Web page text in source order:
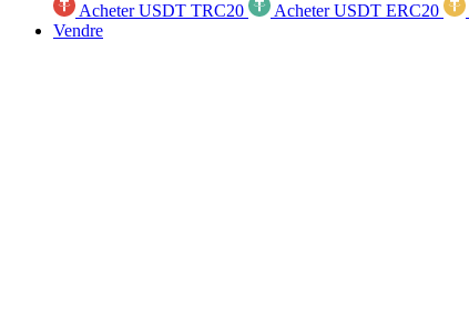
Acheter USDT TRC20
Acheter USDT ERC20
Vendre